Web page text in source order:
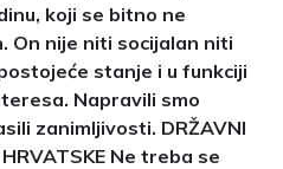
koji se bitno ne
On nije niti socijalan niti
stanje i u funkciji
Napravili smo
zanimljivosti. DRŽAVNI
HRVATSKE Ne treba se